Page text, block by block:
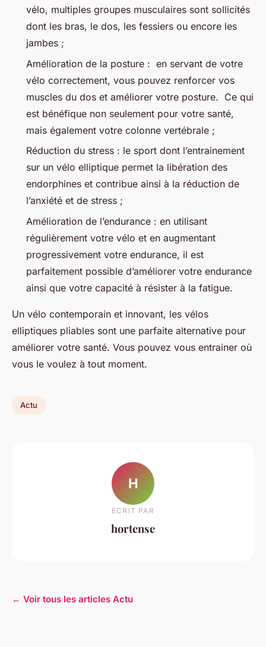
vélo, multiples groupes musculaires sont sollicités
dont les bras, le dos, les fessiers ou encore les
jambes ;
Amélioration de la posture : en servant de votre
vélo correctement, vous pouvez renforcer vos
muscles du dos et améliorer votre posture. Ce qui
est bénéfique non seulement pour votre santé,
mais également votre colonne vertébrale ;
Réduction du stress : le sport dont l’entrainement
sur un vélo elliptique permet la libération des
endorphines et contribue ainsi à la réduction de
l’anxiété et de stress ;
Amélioration de l’endurance : en utilisant
régulièrement votre vélo et en augmentant
progressivement votre endurance, il est
parfaitement possible d’améliorer votre endurance
ainsi que votre capacité à résister à la fatigue.
Un vélo contemporain et innovant, les vélos
elliptiques pliables sont une parfaite alternative pour
améliorer votre santé. Vous pouvez vous entrainer où
vous le voulez à tout moment.
Actu
H
ECRIT PAR
hortense
← Voir tous les articles Actu